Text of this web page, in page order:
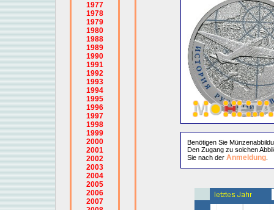
1977
1978
1979
1980
1988
1989
1990
1991
1992
1993
1994
1995
1996
1997
1998
1999
2000
2001
2002
2003
2004
2005
2006
2007
Benötigen Sie
Den Zugang zu solchen
Sie nach der Anmeldung.